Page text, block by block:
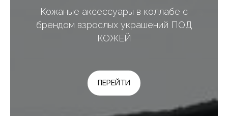
Кожаные аксессуары в коллабе с
брендом взрослых украшений ПОД
КОЖЕЙ
ПЕРЕЙТИ